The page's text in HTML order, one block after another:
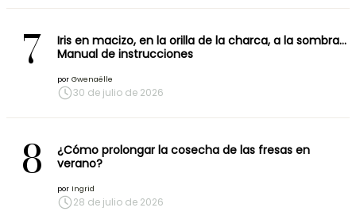
7
Iris en macizo, en la orilla de la charca, a la sombra…
Manual de instrucciones
por Gwenaëlle
30 de julio de 2026
8
¿Cómo prolongar la cosecha de las fresas en
verano?
por Ingrid
28 de julio de 2026